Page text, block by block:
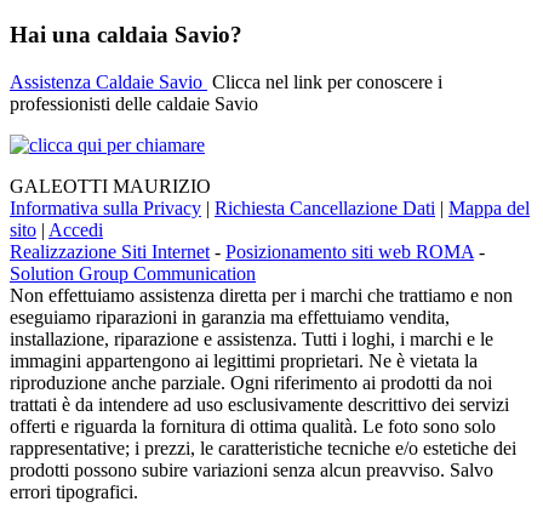
Hai una caldaia Savio?
Assistenza Caldaie Savio Clicca nel link per conoscere i
professionisti delle caldaie Savio
GALEOTTI MAURIZIO
Informativa sulla Privacy | Richiesta Cancellazione Dati | Mappa del
sito | Accedi
Realizzazione Siti Internet - Posizionamento siti web ROMA -
Solution Group Communication
Non effettuiamo assistenza diretta per i marchi che trattiamo e non
eseguiamo riparazioni in garanzia ma effettuiamo vendita,
installazione, riparazione e assistenza. Tutti i loghi, i marchi e le
immagini appartengono ai legittimi proprietari. Ne è vietata la
riproduzione anche parziale. Ogni riferimento ai prodotti da noi
trattati è da intendere ad uso esclusivamente descrittivo dei servizi
offerti e riguarda la fornitura di ottima qualità. Le foto sono solo
rappresentative; i prezzi, le caratteristiche tecniche e/o estetiche dei
prodotti possono subire variazioni senza alcun preavviso. Salvo
errori tipografici.